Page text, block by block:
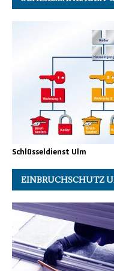
Schlüsseldienst Ulm
EINBRUCHSCHUTZ